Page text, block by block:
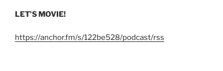
LET’S MOVIE!
https://anchor.fm/s/122be528/podcast/rss